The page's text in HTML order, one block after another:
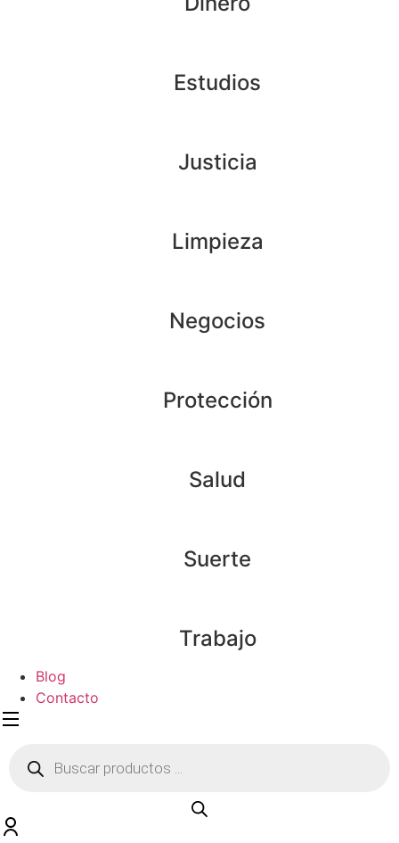
Estudios
Justicia
Limpieza
Negocios
Protección
Salud
Suerte
Trabajo
Blog
Contacto
productos